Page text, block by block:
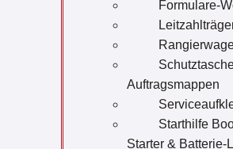
Formulare-
Auftragsmappen
Starthilfe
Starter & Batterie-